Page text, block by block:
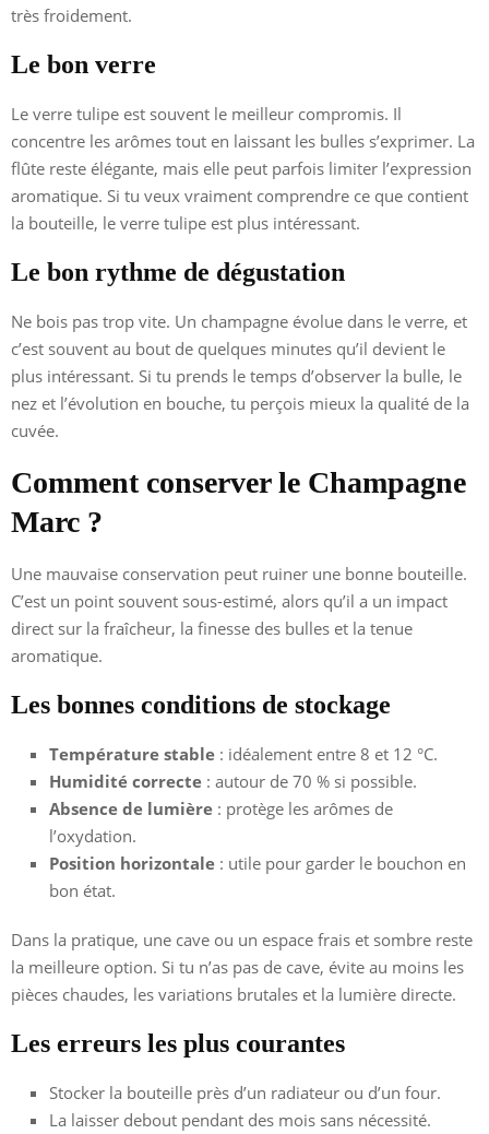
très froidement.
Le bon verre
Le verre tulipe est souvent le meilleur compromis. Il
concentre les arômes tout en laissant les bulles s’exprimer. La
flûte reste élégante, mais elle peut parfois limiter l’expression
aromatique. Si tu veux vraiment comprendre ce que contient
la bouteille, le verre tulipe est plus intéressant.
Le bon rythme de dégustation
Ne bois pas trop vite. Un champagne évolue dans le verre, et
c’est souvent au bout de quelques minutes qu’il devient le
plus intéressant. Si tu prends le temps d’observer la bulle, le
nez et l’évolution en bouche, tu perçois mieux la qualité de la
cuvée.
Comment conserver le Champagne
Marc ?
Une mauvaise conservation peut ruiner une bonne bouteille.
C’est un point souvent sous-estimé, alors qu’il a un impact
direct sur la fraîcheur, la finesse des bulles et la tenue
aromatique.
Les bonnes conditions de stockage
Température stable : idéalement entre 8 et 12 °C.
Humidité correcte : autour de 70 % si possible.
Absence de lumière : protège les arômes de
l’oxydation.
Position horizontale : utile pour garder le bouchon en
bon état.
Dans la pratique, une cave ou un espace frais et sombre reste
la meilleure option. Si tu n’as pas de cave, évite au moins les
pièces chaudes, les variations brutales et la lumière directe.
Les erreurs les plus courantes
Stocker la bouteille près d’un radiateur ou d’un four.
La laisser debout pendant des mois sans nécessité.